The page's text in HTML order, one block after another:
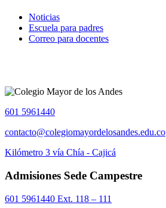
Noticias
Escuela para padres
Correo para docentes
601 5961440
contacto@colegiomayordelosandes.edu.co
Kilómetro 3 vía Chía - Cajicá
Admisiones Sede Campestre
601 5961440 Ext. 118 – 111